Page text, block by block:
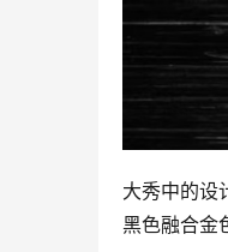
大秀中的设
黑色融合金